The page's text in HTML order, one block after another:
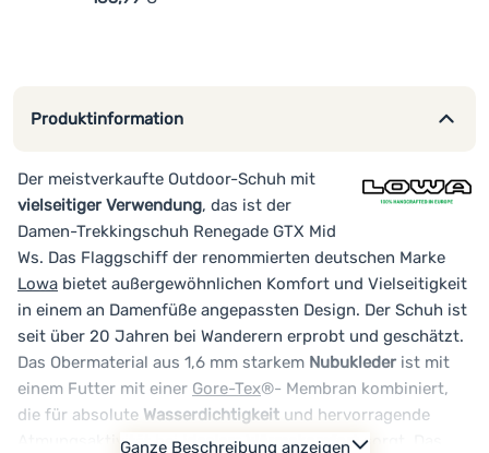
Produktinformation
Der meistverkaufte Outdoor-Schuh mit
vielseitiger Verwendung, das ist der
Damen-Trekkingschuh Renegade GTX Mid
Ws. Das Flaggschiff der renommierten deutschen Marke
Lowa bietet außergewöhnlichen Komfort und Vielseitigkeit
in einem an Damenfüße angepassten Design. Der Schuh ist
seit über 20 Jahren bei Wanderern erprobt und geschätzt.
Das Obermaterial aus 1,6 mm starkem Nubukleder ist mit
einem Futter mit einer Gore-Tex®- Membran kombiniert,
die für absolute Wasserdichtigkeit und hervorragende
Atmungsaktivität beiidealem Wärmekomfortsorgt. Das
Ganze Beschreibung anzeigen